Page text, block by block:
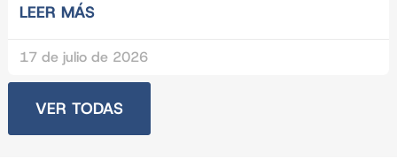
LEER MÁS
17 de julio de 2026
VER TODAS